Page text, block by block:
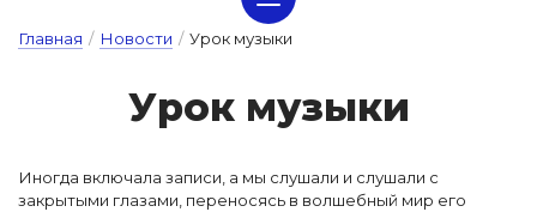
Главная / Новости / Урок музыки
У­рок му­зы­ки
Иногда включала записи, а мы слушали и слушали с
закрытыми глазами, переносясь в волшебный мир его